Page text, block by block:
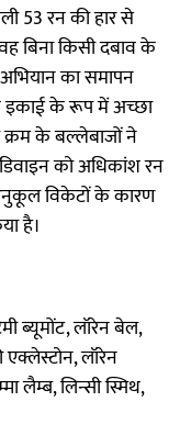
53 रन की हार से
बिना किसी दबाव के
का समापन
इकाई के रूप में अच्छा
क्रम के बल्लेबाजों ने
को अधिकांश रन
विकेटों के कारण
है।
ब्यूमोंट, लॉरेन बेल,
एक्लेस्टोन, लॉरेन
लैम्ब, लिन्सी स्मिथ,